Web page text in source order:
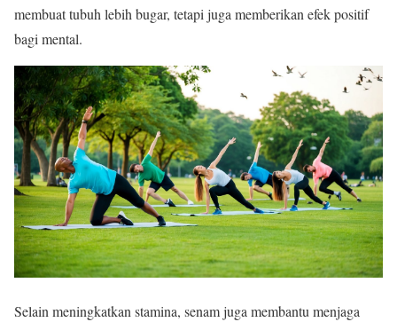
membuat tubuh lebih bugar, tetapi juga memberikan efek positif
bagi mental.
Selain meningkatkan stamina, senam juga membantu menjaga